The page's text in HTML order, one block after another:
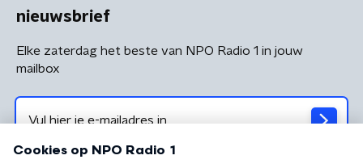
nieuwsbrief
Elke zaterdag het beste van NPO Radio 1 in jouw
mailbox